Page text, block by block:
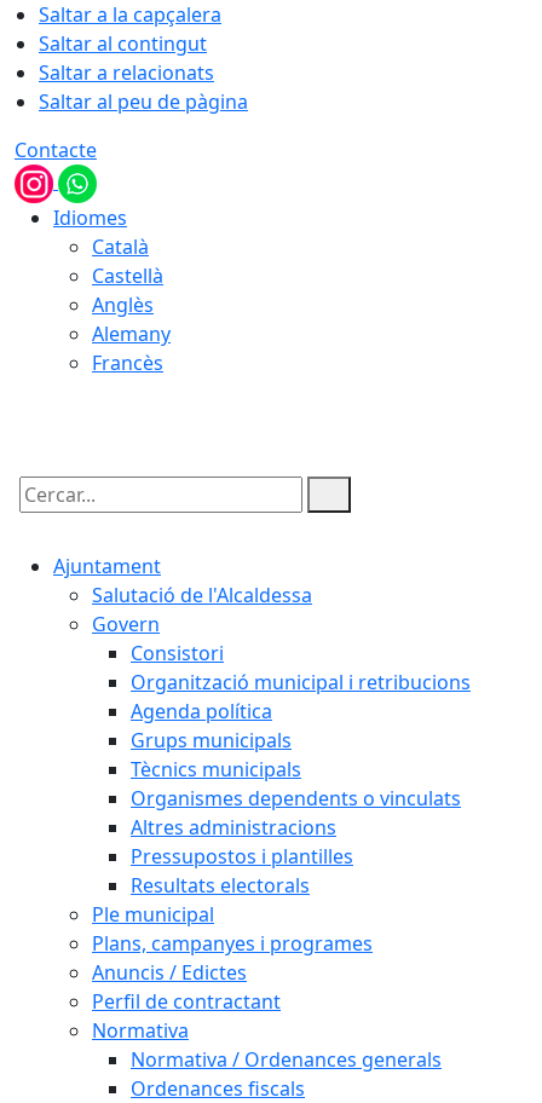
Saltar a la capçalera
Saltar al contingut
Saltar a relacionats
Saltar al peu de pàgina
Contacte
Idiomes
Català
Castellà
Anglès
Alemany
Francès
Cercar:
Ajuntament
Salutació de l'Alcaldessa
Govern
Consistori
Organització municipal i retribucions
Agenda política
Grups municipals
Tècnics municipals
Organismes dependents o vinculats
Altres administracions
Pressupostos i plantilles
Resultats electorals
Ple municipal
Plans, campanyes i programes
Anuncis / Edictes
Perfil de contractant
Normativa
Normativa / Ordenances generals
Ordenances fiscals